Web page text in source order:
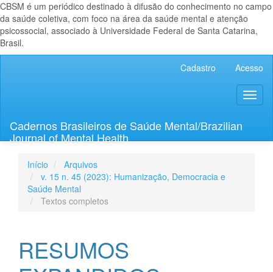
CBSM é um periódico destinado à difusão do conhecimento no campo
da saúde coletiva, com foco na área da saúde mental e atenção
psicossocial, associado à Universidade Federal de Santa Catarina,
Brasil.
Lateral
Cadastro Acesso
Cadernos Brasileiros de Saúde Mental/Brazilian
Journal of Mental Health
Início
Arquivos
v. 15 n. 45 (2023): Humanização, Democracia e
Saúde Mental
Textos completos
RESUMOS